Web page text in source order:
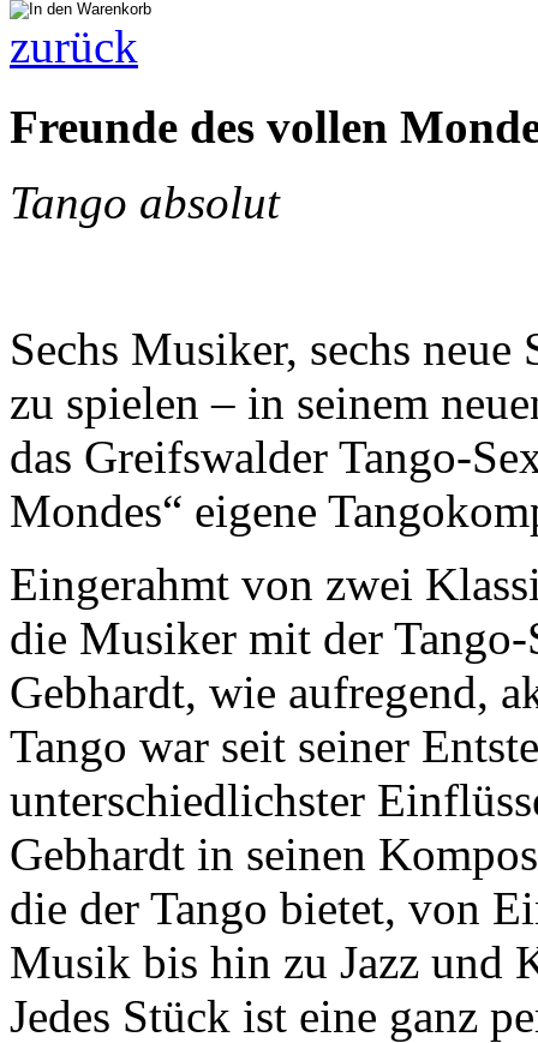
zurück
Freunde des vollen
Tango absolut
Sechs Musiker, sechs neue
zu spielen – in seinem
das Greifswalder Tango-
Mondes“ eigene
Eingerahmt von zwei
die Musiker mit der Tango-
Gebhardt, wie aufregend,
Tango war seit seiner
unterschiedlichster
Gebhardt in seinen
die der Tango bietet, von
Musik bis hin zu Jazz und
Jedes Stück ist eine ganz